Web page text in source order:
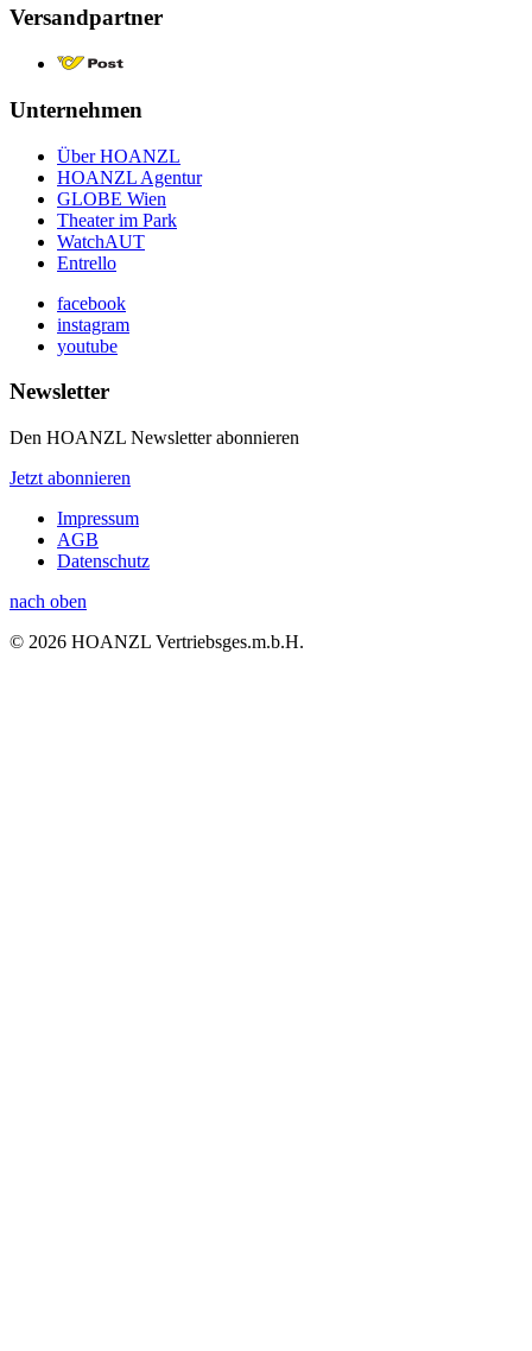
Versandpartner
Unternehmen
Über HOANZL
HOANZL Agentur
GLOBE Wien
Theater im Park
WatchAUT
Entrello
facebook
instagram
youtube
Newsletter
Den HOANZL Newsletter abonnieren
Jetzt abonnieren
Impressum
AGB
Datenschutz
nach oben
© 2026 HOANZL Vertriebsges.m.b.H.